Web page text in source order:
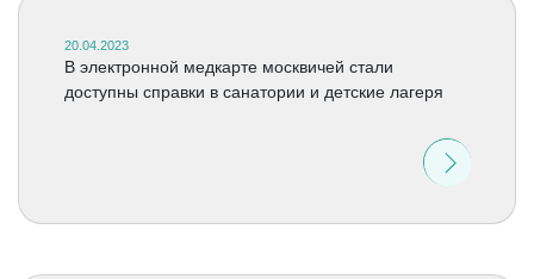
20.04.2023
В электронной медкарте москвичей стали
доступны справки в санатории и детские лагеря